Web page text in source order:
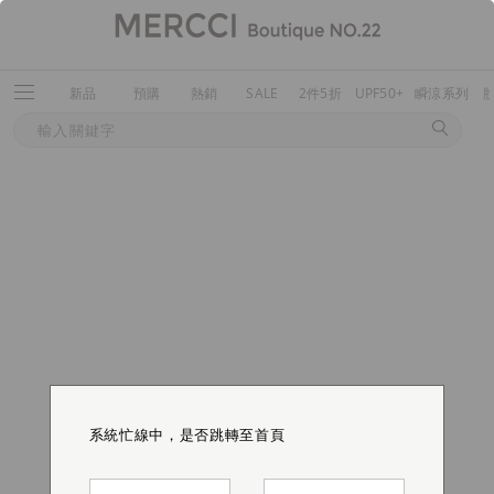
新品 預購 熱銷 SALE 2件5折 UPF50+ 瞬涼系列
系統忙線中，是否跳轉至首頁
系統忙線中，是否跳轉至首頁
系統忙線中，是否跳轉至首頁
系統忙線中，是否跳轉至首頁
系統忙線中，是否跳轉至首頁